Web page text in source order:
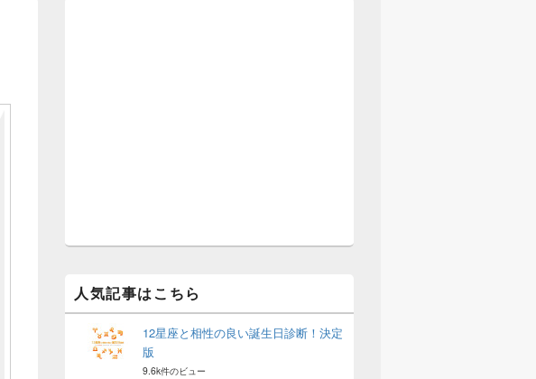
リ
人気記事はこちら
12星座と相性の良い誕生日診断！決定
版
9.6k件のビュー